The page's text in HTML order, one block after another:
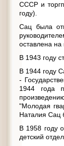
СССР и
году).
Сац была
оставлена на
В 1943 году
В 1944 году
‑
1944 года
"Молодая
Наталия Сац
В 1958 году
детский